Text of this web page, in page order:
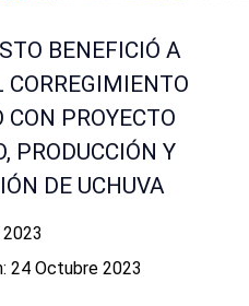
BENEFICIÓ A
CON PROYECTO
PRODUCCIÓN Y
DE UCHUVA
24 Octubre 2023